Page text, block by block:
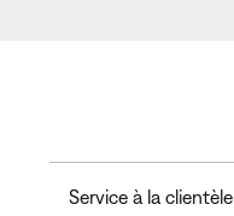
Service à la clientèle